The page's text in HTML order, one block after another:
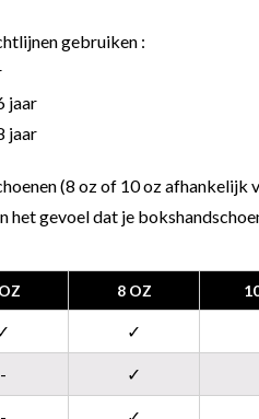
gebruiken :
jaar
jaar
(8 oz of 10 oz afhankelijk
het gevoel dat je
8 OZ
✓
- ✓